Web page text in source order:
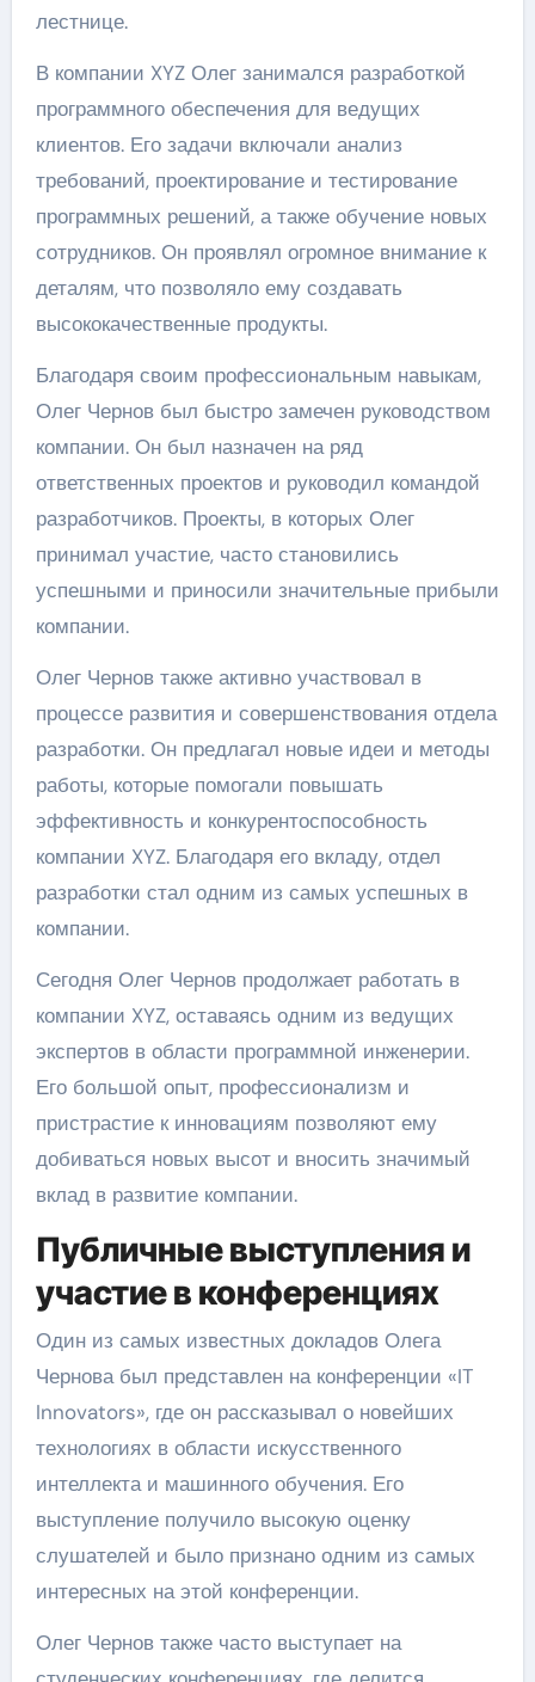
лестнице.
В компании XYZ Олег занимался разработкой
программного обеспечения для ведущих
клиентов. Его задачи включали анализ
требований, проектирование и тестирование
программных решений, а также обучение новых
сотрудников. Он проявлял огромное внимание к
деталям, что позволяло ему создавать
высококачественные продукты.
Благодаря своим профессиональным навыкам,
Олег Чернов был быстро замечен руководством
компании. Он был назначен на ряд
ответственных проектов и руководил командой
разработчиков. Проекты, в которых Олег
принимал участие, часто становились
успешными и приносили значительные прибыли
компании.
Олег Чернов также активно участвовал в
процессе развития и совершенствования отдела
разработки. Он предлагал новые идеи и методы
работы, которые помогали повышать
эффективность и конкурентоспособность
компании XYZ. Благодаря его вкладу, отдел
разработки стал одним из самых успешных в
компании.
Сегодня Олег Чернов продолжает работать в
компании XYZ, оставаясь одним из ведущих
экспертов в области программной инженерии.
Его большой опыт, профессионализм и
пристрастие к инновациям позволяют ему
добиваться новых высот и вносить значимый
вклад в развитие компании.
Публичные выступления и
участие в конференциях
Один из самых известных докладов Олега
Чернова был представлен на конференции «IT
Innovators», где он рассказывал о новейших
технологиях в области искусственного
интеллекта и машинного обучения. Его
выступление получило высокую оценку
слушателей и было признано одним из самых
интересных на этой конференции.
Олег Чернов также часто выступает на